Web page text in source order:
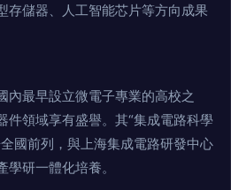
存儲器、人工智能芯片等方向成果
內最早設立微電子專業的高校之
件領域享有盛譽。其“集成電路科學
國前列，與上海集成電路研發中心
研一體化培養。